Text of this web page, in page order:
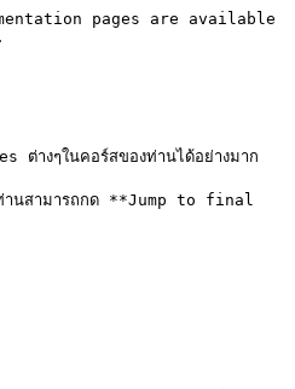
pages are available
ต่างๆในคอร์สของท่านได้อย่างมาก
) ท่านสามารถกด **Jump to final